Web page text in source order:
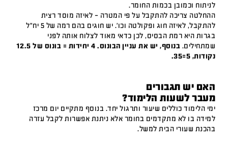
לניתוח וכמובן בכמות החומר.
ההחלטה צריכה להתקבל על פי המטרה – לאיזה מוסד רצית
להתקבל, לאיזה חוג ופקולטה וכו'. יש חוגים בהם רמה של 5 יח"ל
בגרות היא רמת הבסיס, לכן כדאי מאוד לצלוח אותה לפני
שמתחילים.
בנוסף, יש את עניין הבונוס. 4 יחידות = בונוס של 12.5
נקודות, 5=35.
האם יש תגבורים
מעבר לשעות הלימוד?
ימי הלימוד כוללים שיעור ותרגול יחד. בנוסף מתקיים יום מרכז
למידה בו לא מתקדמים בחומר אלא ניתנת אפשרות לקבל עזרה
בהכנת שעורי הבית למשל.